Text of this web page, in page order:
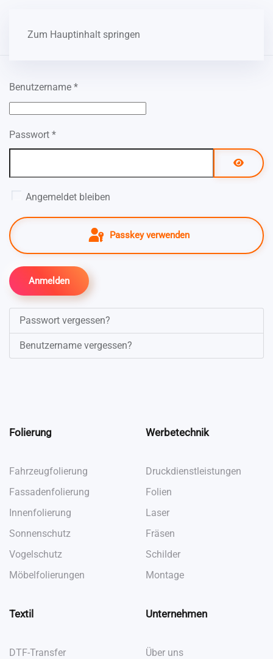
Zum Hauptinhalt springen
Benutzername *
Passwort *
Angemeldet bleiben
Passkey verwenden
Anmelden
Passwort vergessen?
Benutzername vergessen?
Folierung
Fahrzeugfolierung
Fassadenfolierung
Innenfolierung
Sonnenschutz
Vogelschutz
Möbelfolierungen
Werbetechnik
Druckdienstleistungen
Folien
Laser
Fräsen
Schilder
Montage
Textil
DTF-Transfer
Unternehmen
Über uns